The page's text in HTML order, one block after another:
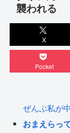
襲われる
X
Pocket
ぜんぶ私が
おまえらっ